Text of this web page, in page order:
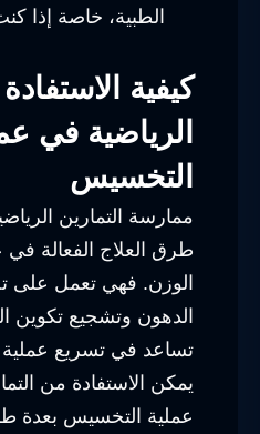
الطبية، خاصة إذا
كيفية
الرياضية في
التخسيس
ممارسة التمارين
طرق العلاج الفعالة
الوزن. فهي تعمل على
الدهون وتشجيع تكوين
تساعد في تسريع عملية
يمكن الاستفادة من
عملية التخسيس بعدة